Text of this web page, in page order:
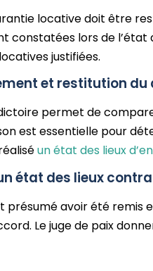
locative doit être
constatées lors de
justifiées.
et restitution
permet de
est essentielle pour
un état des lieux
état des lieux
présumé avoir été
Le juge de paix